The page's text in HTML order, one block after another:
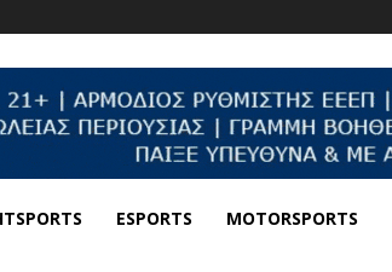
ESPORTS MOTORSPORTS